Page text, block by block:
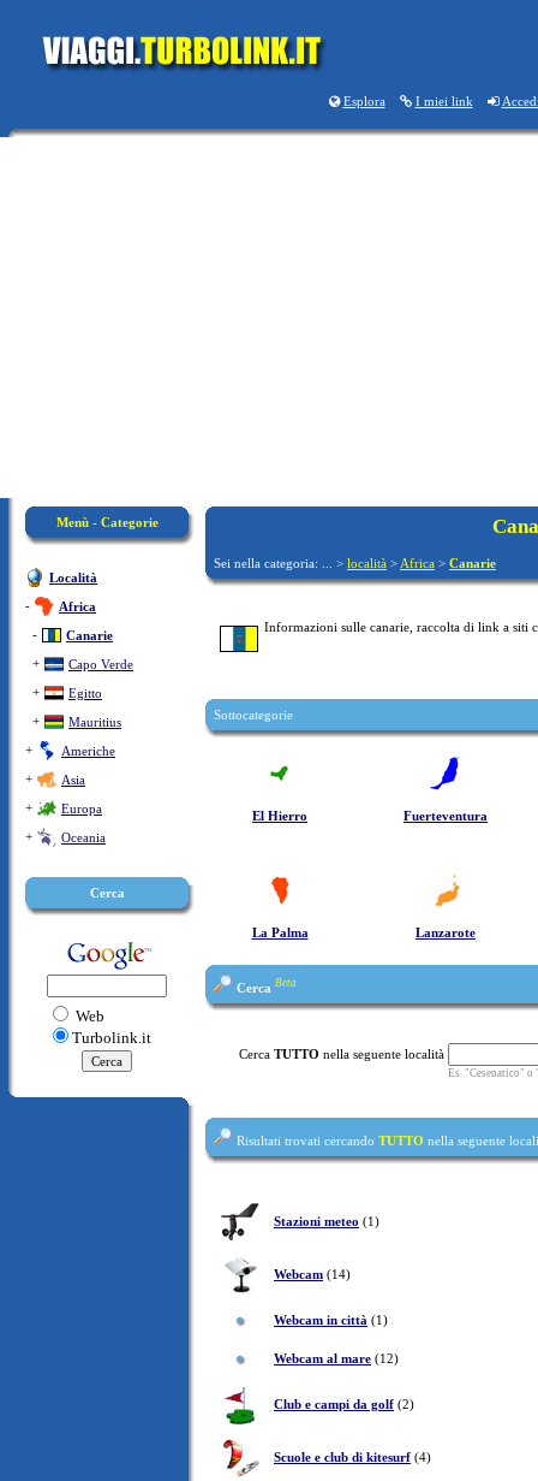
Esplora I miei link
Menù - Categorie
Località
-
Africa
-
Canarie
+
Capo Verde
+
Egitto
+
Mauritius
+
Americhe
+
Asia
+
Europa
+
Oceania
Cerca
Web
Turbolink.it
Sei nella categoria: ... > località > Africa > Canarie
Informazioni sulle canarie, raccolta di link a siti
Sottocategorie
El Hierro Fuerteventura
La Palma Lanzarote
Cerca Beta
Cerca TUTTO nella seguente località
Es. "Cesenatico" o
Risultati trovati cercando TUTTO nella seguente
Stazioni meteo (1)
Webcam (14)
Webcam in città (1)
Webcam al mare (12)
Club e campi da golf (2)
Scuole e club di kitesurf (4)